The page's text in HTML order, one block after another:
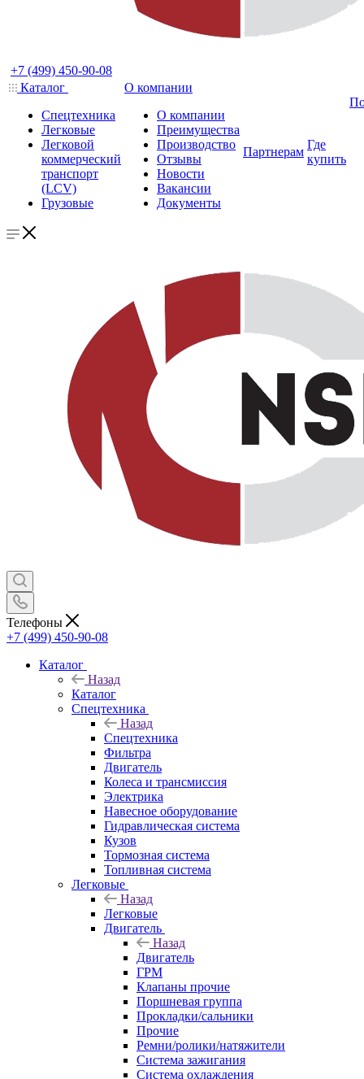
+7 (499) 450-90-08
Каталог
Спецтехника
Легковые
Легковой
коммерческий
транспорт
(LCV)
Грузовые
О компании
О компании
Преимущества
Производство
Отзывы
Новости
Вакансии
Документы
Партнерам
Где
купить
Телефоны
+7 (499) 450-90-08
Каталог
Назад
Каталог
Спецтехника
Назад
Спецтехника
Фильтра
Двигатель
Колеса и трансмиссия
Электрика
Навесное оборудование
Гидравлическая система
Кузов
Тормозная система
Топливная система
Легковые
Назад
Легковые
Двигатель
Назад
Двигатель
ГРМ
Клапаны прочие
Поршневая группа
Прокладки/сальники
Прочие
Ремни/ролики/натяжители
Система зажигания
Система охлаждения